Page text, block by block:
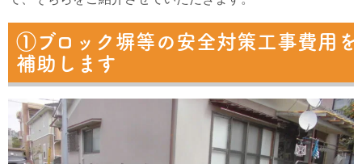
①ブロック塀等の安全対策工事費用を
補助します